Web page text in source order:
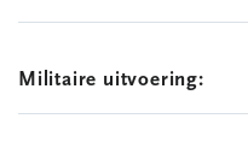
Militaire uitvoering: